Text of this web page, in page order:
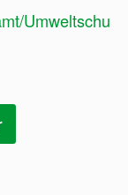
Umweltschu